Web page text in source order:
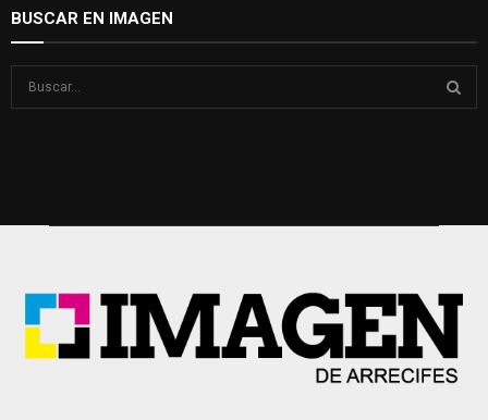
BUSCAR EN IMAGEN